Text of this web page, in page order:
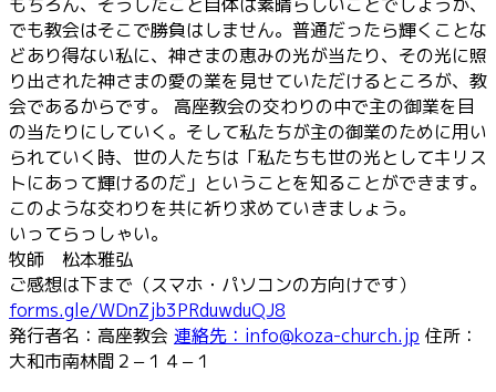
でも教会はそこで勝負はしません。普通だったら輝くことな
どあり得ない私に、神さまの恵みの光が当たり、その光に照
り出された神さまの愛の業を見せていただけるところが、教
会であるからです。 高座教会の交わりの中で主の御業を目
の当たりにしていく。そして私たちが主の御業のために用い
られていく時、世の人たちは「私たちも世の光としてキリス
トにあって輝けるのだ」ということを知ることができます。
このような交わりを共に祈り求めていきましょう。
いってらっしゃい。
牧師 松本雅弘
ご感想は下まで（スマホ・パソコンの方向けです）
forms.gle/WDnZjb3PRduwduQJ8
発行者名：高座教会 連絡先：info@koza-church.jp 住所：
大和市南林間２−１４−１